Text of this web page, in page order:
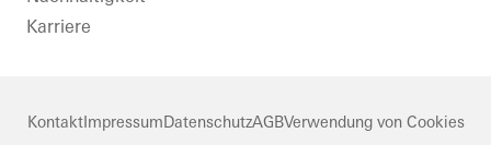
Karriere
KontaktImpressumDatenschutzAGBVerwendung von Cookies